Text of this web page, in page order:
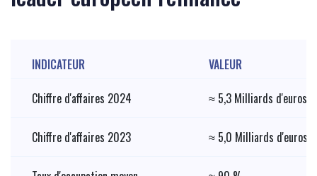
INDICATEUR
VALEUR
Chiffre d'affaires 2024
≈ 5,3 Milliards d'euros
Chiffre d'affaires 2023 ≈ 5,0 Milliards d'euros